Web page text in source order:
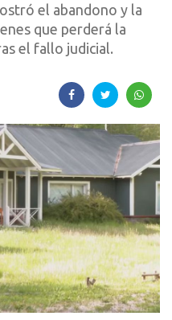
el abandono y la
que perderá la
el fallo judicial.